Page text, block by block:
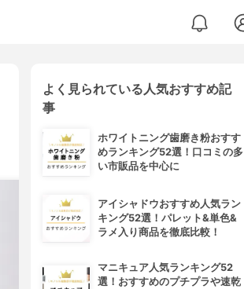
よく見られている人気おすすめ記
事
ホワイトニング歯磨き粉おすす
めランキング52選！口コミの多
い市販品を中心に
アイシャドウおすすめ人気ラン
キング52選！パレット&単色&
ラメ入り商品を徹底比較！
マニキュア人気ランキング52
選！おすすめのプチプラや速乾